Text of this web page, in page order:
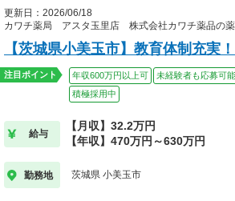
更新日：2026/06/18
カワチ薬局 アスタ玉里店 株式会社カワチ薬品の薬
【茨城県小美玉市】教育体制充
注目ポイント 年収600万円以上可 未経験者も応募可能
積極採用中
給与
【月収】32.2万円
【年収】470万円～630万円
勤務地 茨城県 小美玉市